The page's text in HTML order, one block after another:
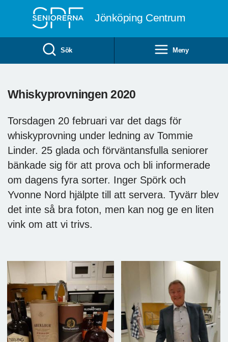
Jönköping Centrum
Sök Meny
Whiskyprovningen 2020
Torsdagen 20 februari var det dags för
whiskyprovning under ledning av Tommie
Linder. 25 glada och förväntansfulla seniorer
bänkade sig för att prova och bli informerade
om dagens fyra sorter. Inger Spörk och
Yvonne Nord hjälpte till att servera. Tyvärr blev
det inte så bra foton, men kan nog ge en liten
vink om att vi trivs.